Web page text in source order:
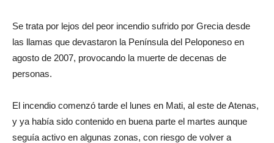
Se trata por lejos del peor incendio sufrido por Grecia desde
las llamas que devastaron la Península del Peloponeso en
agosto de 2007, provocando la muerte de decenas de
personas.
El incendio comenzó tarde el lunes en Mati, al este de Atenas,
y ya había sido contenido en buena parte el martes aunque
seguía activo en algunas zonas, con riesgo de volver a